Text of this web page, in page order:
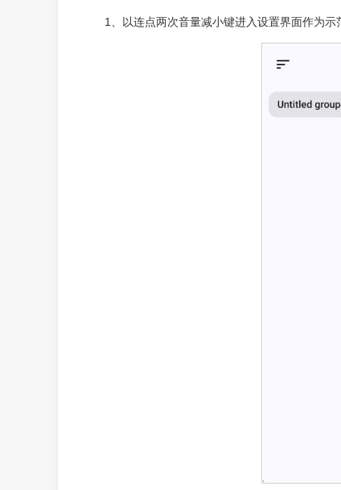
1、以连点两次音量减小键进入设置界面作为